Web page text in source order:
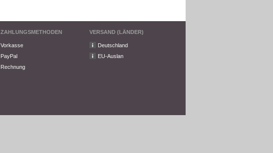
ZAHLUNGSMETHODEN
Vorkasse
PayPal
Rechnung
VERSAND (LÄNDER)
Deutschland
EU-Auslan